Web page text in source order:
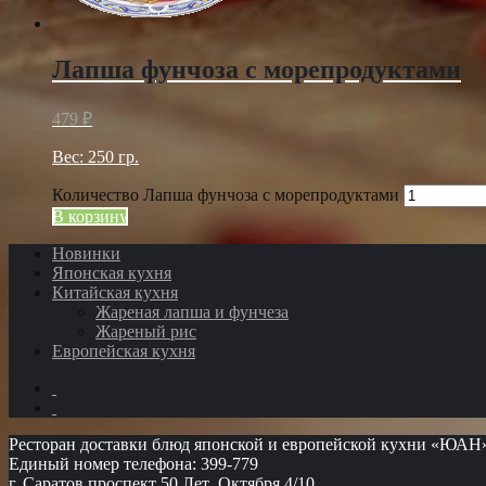
Лапша фунчоза с морепродуктами
479 ₽
Вес: 250 гр.
Количество Лапша фунчоза с морепродуктами
В корзину
Новинки
Японская кухня
Китайская кухня
Жареная лапша и фунчеза
Жареный рис
Европейская кухня
Ресторан доставки блюд японской и европейской кухни
Единый номер телефона: 399-779